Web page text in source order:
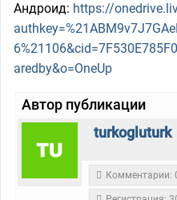
Андроид: https://
aredby&o=OneUp
Автор публикации
turkogluturk
Комментарии: